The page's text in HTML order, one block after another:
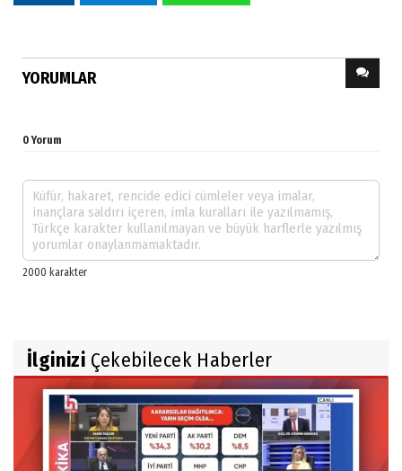
YORUMLAR
0 Yorum
İlginizi Çekebilecek Haberler